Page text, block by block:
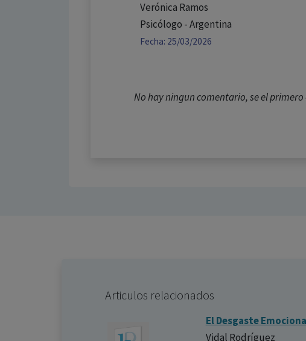
Verónica Ramos
Psicólogo - Argentina
Fecha: 25/03/2026
No hay ningun comentario, se el
Articulos relacionados
El Desgaste
Vidal Rodríguez